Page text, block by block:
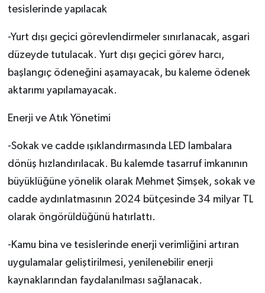
tesislerinde yapılacak
-Yurt dışı geçici görevlendirmeler sınırlanacak, asgari
düzeyde tutulacak. Yurt dışı geçici görev harcı,
başlangıç ödeneğini aşamayacak, bu kaleme ödenek
aktarımı yapılamayacak.
Enerji ve Atık Yönetimi
-Sokak ve cadde ışıklandırmasında LED lambalara
dönüş hızlandırılacak. Bu kalemde tasarruf imkanının
büyüklüğüne yönelik olarak Mehmet Şimşek, sokak ve
cadde aydınlatmasının 2024 bütçesinde 34 milyar TL
olarak öngörüldüğünü hatırlattı.
-Kamu bina ve tesislerinde enerji verimliğini artıran
uygulamalar geliştirilmesi, yenilenebilir enerji
kaynaklarından faydalanılması sağlanacak.